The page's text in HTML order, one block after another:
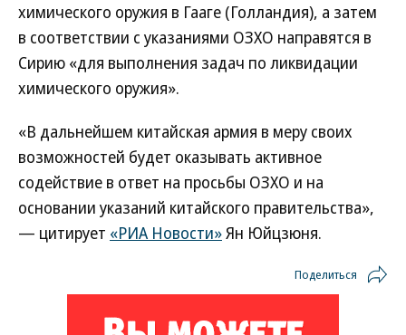
химического оружия в Гааге (Голландия), а затем
в соответствии с указаниями ОЗХО направятся в
Сирию «для выполнения задач по ликвидации
химического оружия».
«В дальнейшем китайская армия в меру своих
возможностей будет оказывать активное
содействие в ответ на просьбы ОЗХО и на
основании указаний китайского правительства»,
— цитирует «РИА Новости»Ян Юйцзюня.
Поделиться